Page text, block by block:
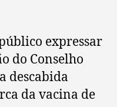
expressar
do Conselho
descabida
da vacina de